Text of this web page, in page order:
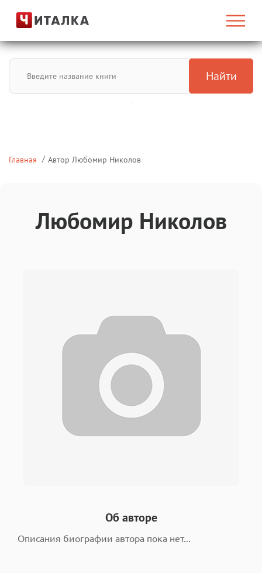
Найти
Главная Автор Любомир Николов
Любомир Николов
Об авторе
Описания биографии автора пока нет...